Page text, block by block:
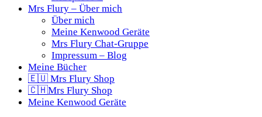
Mrs Flury – Über mich
Über mich
Meine Kenwood Geräte
Mrs Flury Chat-Gruppe
Impressum – Blog
Meine Bücher
🇪🇺 Mrs Flury Shop
🇨🇭Mrs Flury Shop
Meine Kenwood Geräte